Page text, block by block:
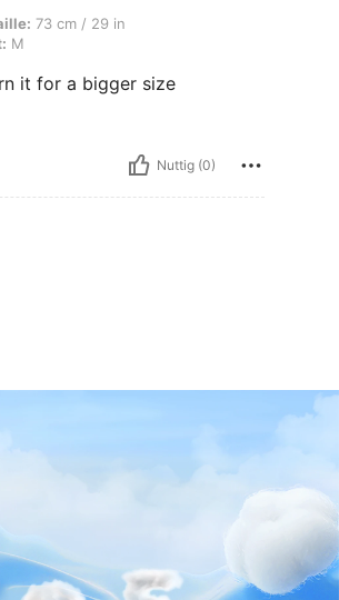
Borstbeeld: 92 cm / 36 in, Heupen: 80 cm / 31 in,
73 cm / 29 in
M
it for a bigger size
Nuttig (0)